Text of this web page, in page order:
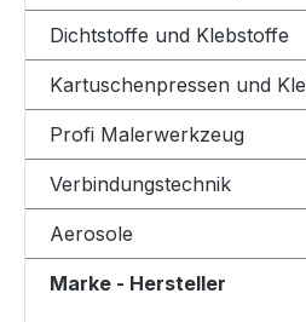
Dichtstoffe und Klebstoffe
Kartuschenpressen und
Profi Malerwerkzeug
Verbindungstechnik
Aerosole
Marke - Hersteller